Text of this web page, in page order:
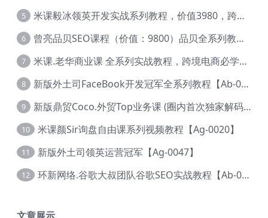
5 米课毅冰领英开发实战系列教程，价值3980，跨境必选【Ag-0049】
6 曾亮品贝SEO课程（价值：9800）品贝全系列教程 【Ab-0022】
7 米课.老华商业课 全系列实战教程，跨境电商必学，价值16900元【Ag-0053】
8 新版外土司FaceBook开发冠军全系列教程【Ab-0021】
9 新版鼎贸Coco.外贸Top业务课 (圈内首次独家解码|460节课)【Ag-0091】
10 米课颜Sir询盘自由课系列视频教程【Ag-0020】
11 新版外土司领英运营冠军【Ag-0047】
12 环新网络.谷歌大叔团队谷歌SEO实战教程【Ab-0024】